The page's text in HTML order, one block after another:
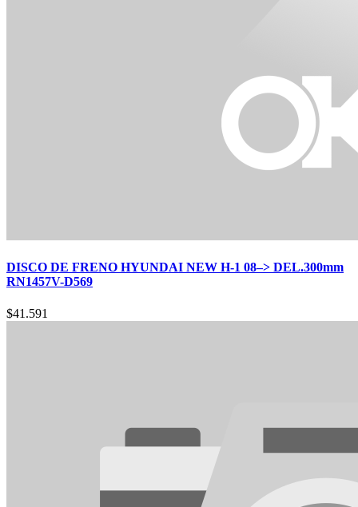
DISCO DE FRENO HYUNDAI NEW H-1 08–> DEL.300mm
RN1457V-D569
$41.591